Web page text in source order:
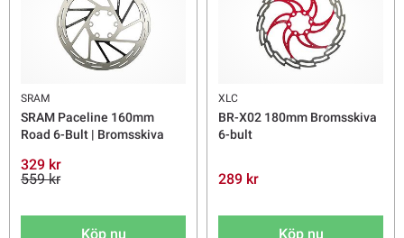
SRAM
SRAM Paceline 160mm
Road 6-Bult | Bromsskiva
329 kr
559 kr
Köp nu
XLC
BR-X02 180mm Bromsskiva
6-bult
289 kr
Köp nu